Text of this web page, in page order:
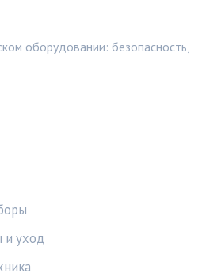
оборудовании: безопасность,
и уход